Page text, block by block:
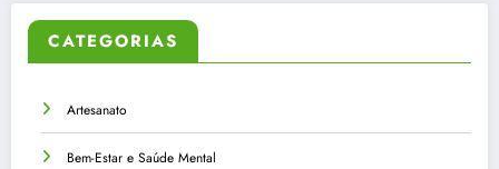
CATEGORIAS
Artesanato
Bem-Estar e Saúde Mental